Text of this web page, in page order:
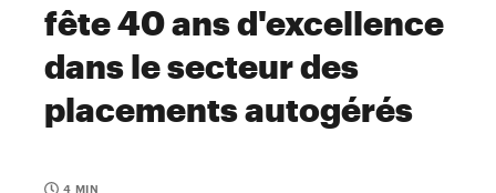
fête 40 ans d'excellence
dans le secteur des
placements autogérés
4 MIN